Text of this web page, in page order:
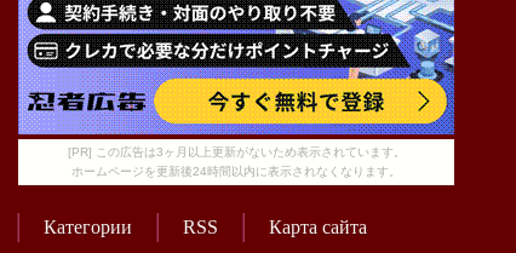
[PR] この広告は3ヶ月以上更新がないため表示されています。
ホームページを更新後24時間以内に表示されなくなります。
Категории RSS Карта сайта